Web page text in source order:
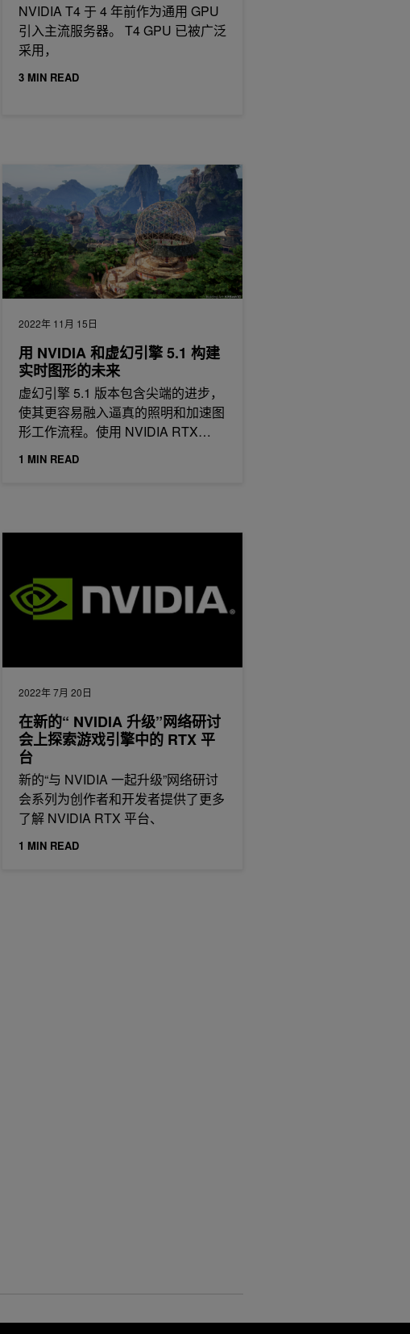
NVIDIA T4 于 4 年前作为通用 GPU
引入主流服务器。 T4 GPU 已被广泛
采用，
3 MIN READ
2022年 11月 15日
用 NVIDIA 和虚幻引擎 5.1 构建
实时图形的未来
虚幻引擎 5.1 版本包含尖端的进步，
使其更容易融入逼真的照明和加速图
形工作流程。使用 NVIDIA RTX
branch of…
1 MIN READ
用 NVIDIA 和虚幻引擎 5.1 构建实时图形的未来
速超现实游戏开发
2022年 7月 20日
在新的“ NVIDIA 升级”网络研讨
会上探索游戏引擎中的 RTX 平
台
新的“与 NVIDIA 一起升级”网络研讨
会系列为创作者和开发者提供了更多
了解 NVIDIA RTX 平台、
1 MIN READ